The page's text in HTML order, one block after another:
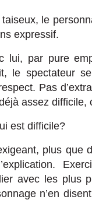
taiseux, le
expressif.
lui, par pure
le spectateur
Pas
assez difficile,
est difficile?
plus que
avec les plus
n’en